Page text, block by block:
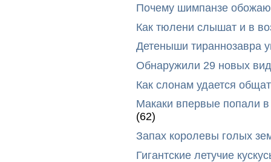
Почему шимпанзе
Как тюлени слышат и в
Детеныши тираннозавра
Обнаружили 29 новых
Как слонам удается
Макаки впервые попали
(62)
Запах королевы голых
Гигантские летучие